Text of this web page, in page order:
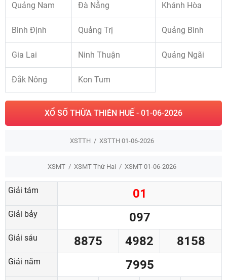
Quảng Nam Đà Nẵng Khánh Hòa
Bình Định Quảng Trị Quảng Bình
Gia Lai Ninh Thuận Quảng Ngãi
Đắk Nông Kon Tum
XỔ SỐ THỪA THIÊN HUẾ - 01-06-2026
XSTTH XSTTH 01-06-2026
XSMT XSMT Thứ Hai XSMT 01-06-2026
Giải tám 01
Giải bảy 097
Giải sáu 8875 4982 8158
Giải năm 7995